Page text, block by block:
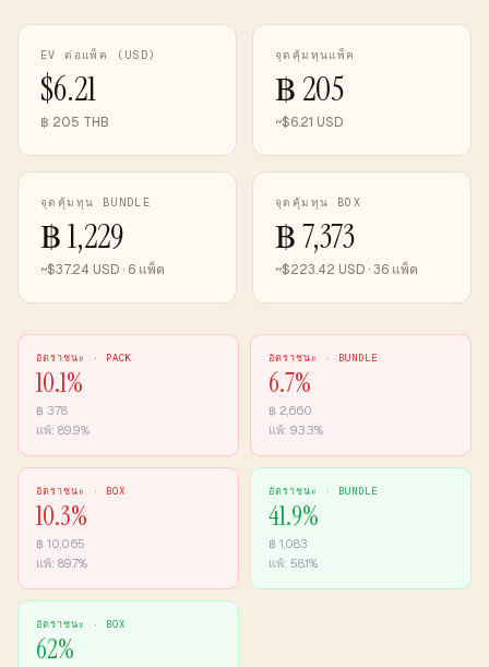
EV ต่อแพ็ค (USD)
$6.21
฿ 205 THB
จุดคุ้มทุนแพ็ค
฿ 205
~$6.21 USD
จุดคุ้มทุน BUNDLE
฿ 1,229
~$37.24 USD · 6 แพ็ค
จุดคุ้มทุน BOX
฿ 7,373
~$223.42 USD · 36 แพ็ค
อัตราชนะ · PACK
10.1%
฿ 378
แพ้: 89.9%
อัตราชนะ · BUNDLE
6.7%
฿ 2,660
แพ้: 93.3%
อัตราชนะ · BOX
10.3%
฿ 10,065
แพ้: 89.7%
อัตราชนะ · BUNDLE
41.9%
฿ 1,083
แพ้: 58.1%
อัตราชนะ · BOX
62%